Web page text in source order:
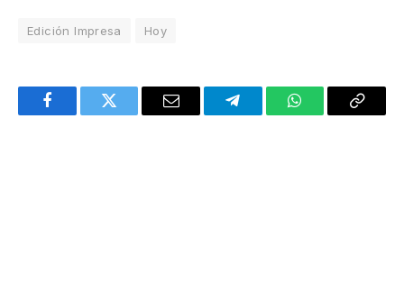
Edición Impresa Hoy
FacebookTwitter Email TelegramWhatsAppCopy